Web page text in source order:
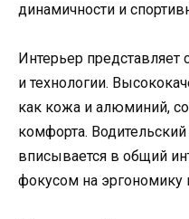
динамичности и
Интерьер
и технологии.
как кожа и алюминий,
комфорта.
вписывается в общий
фокусом на эргономику